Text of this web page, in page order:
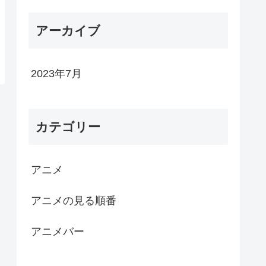
アーカイブ
2023年7月
カテゴリー
アニメ
アニメの見る順番
アニメバー